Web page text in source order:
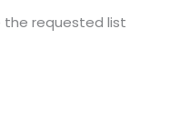
requested list